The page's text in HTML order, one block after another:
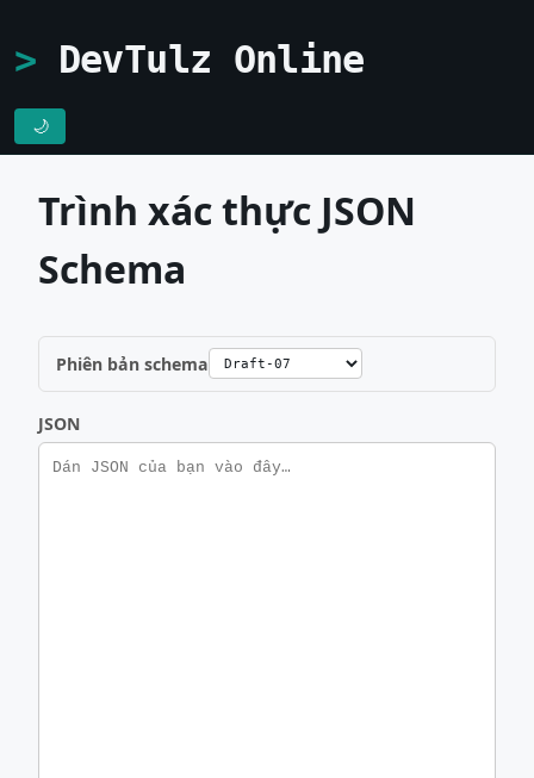
DevTulz Online
🌙
Trình xác thực JSON
Schema
Phiên bản schema
JSON